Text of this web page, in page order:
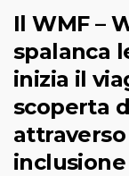
Il WMF –
spalanca
inizia il
scoperta
inclusione